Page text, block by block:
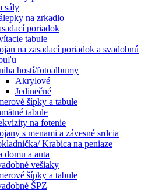
sály
na zrkadlo
poriadok
tabule
na zasadací poriadok a svadobnú
hostí/fotoalbumy
Akrylové
Jedinečné
šípky a tabule
tabule
na fotenie
s menami a závesné srdcia
Krabica na peniaze
domu a auta
vešiaky
šípky a tabule
ŠPZ